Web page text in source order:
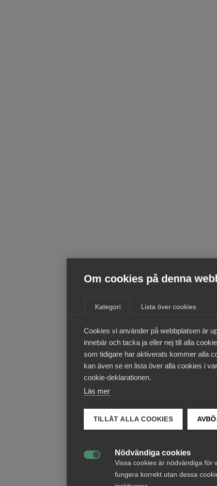
Om cookies på denna
Kategori Lista över cookies
Cookies vi använder på webbplatsen är
innebär och tacka ja eller nej till alla
som tidigare har aktiverats kommer alla
kan även se en lista över alla cookies i
cookie-deklarationen.
Läs mer
TILLÅT ALLA COOKIES
Nödvändiga cookies
Vissa cookies är nödvändiga för
fungera korrekt utan dessa